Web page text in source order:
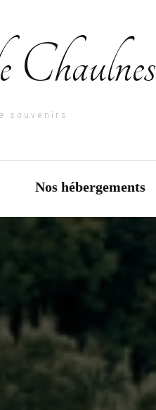
Chaulnes
souvenirs
Nos hébergements